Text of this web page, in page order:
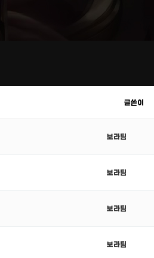
글쓴이
보라팀
보라팀
보라팀
보라팀